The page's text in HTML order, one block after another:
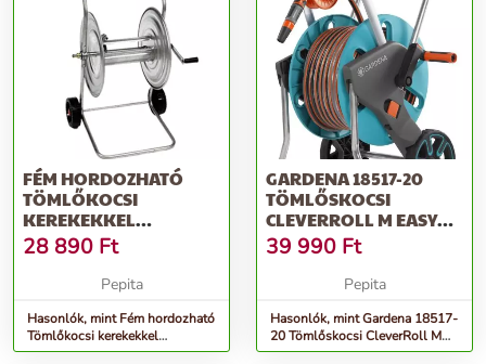
FÉM HORDOZHATÓ
TÖMLŐKOCSI
KEREKEKKEL
3/4&QUOT;-35M,
1/2&QUOT;-100...
28 890 Ft
Pepita
Hasonlók, mint Fém hordozható
Tömlőkocsi kerekekkel
3/4&quot;-35m,
GARDENA 18517-20
TÖMLŐSKOCSI
CLEVERROLL M EASY
KÉSZLET
39 990 Ft
Pepita
Hasonlók, mint Gardena 18517-
20 Tömlőskocsi CleverRoll M
Easy készlet